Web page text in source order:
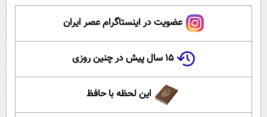
عضویت در اینستاگرام عصر ایران
۱۵ سال پیش در چنین روزی
این لحظه با حافظ